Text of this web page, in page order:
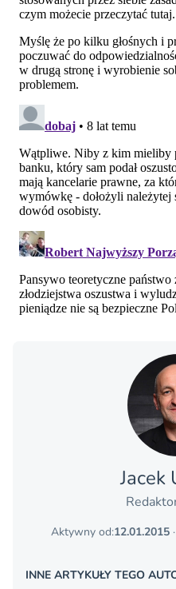
Jacek
Aktywny od:12.01.2015
INNE ARTYKUŁY TEGO